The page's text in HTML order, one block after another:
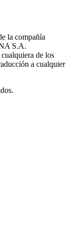
la compañía
S.A.
de los
a cualquier